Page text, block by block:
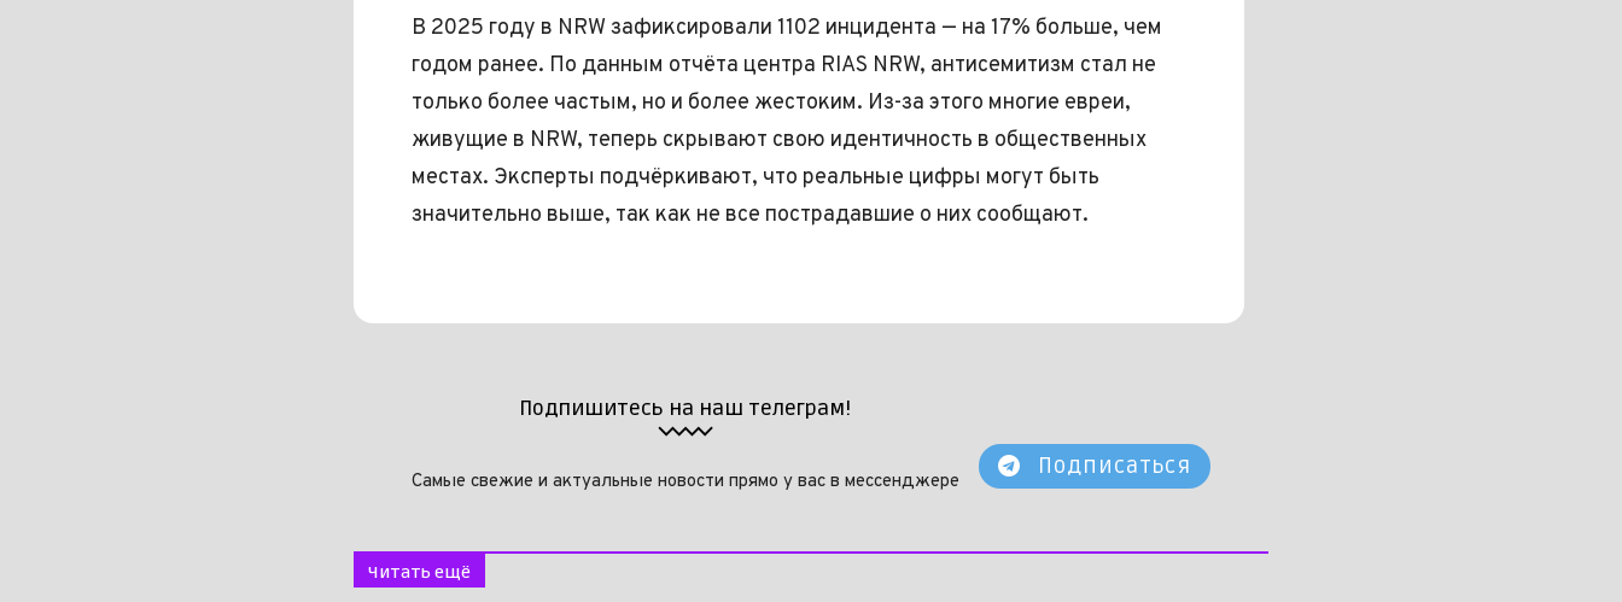
В 2025 году в NRW зафиксировали 1102 инцидента — на 17% больше, чем
годом ранее. По данным отчёта центра RIAS NRW, антисемитизм стал не
только более частым, но и более жестоким. Из-за этого многие евреи,
живущие в NRW, теперь скрывают свою идентичность в общественных
местах. Эксперты подчёркивают, что реальные цифры могут быть
значительно выше, так как не все пострадавшие о них сообщают.
Подпишитесь на наш телеграм!
Самые свежие и актуальные новости прямо у вас в мессенджере
Подписаться
Читать ещё